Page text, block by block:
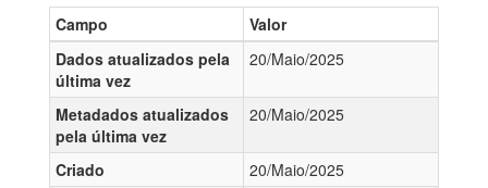
Campo
Valor
Dados atualizados pela
última vez
20/Maio/2025
Metadados atualizados
pela última vez
20/Maio/2025
Criado
20/Maio/2025